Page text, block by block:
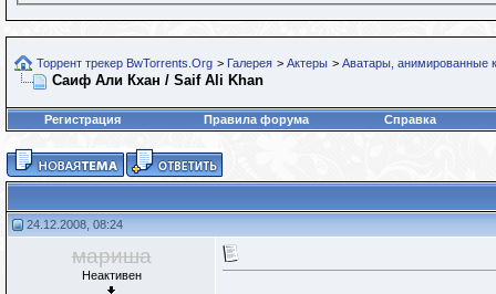
Торрент трекер BwTorrents.Org > Галерея > Актеры > Аватары, анимированные
Саиф Али Кхан / Saif Ali Khan
Регистрация Правила форума Справка
24.12.2008, 08:24
мариша
Неактивен